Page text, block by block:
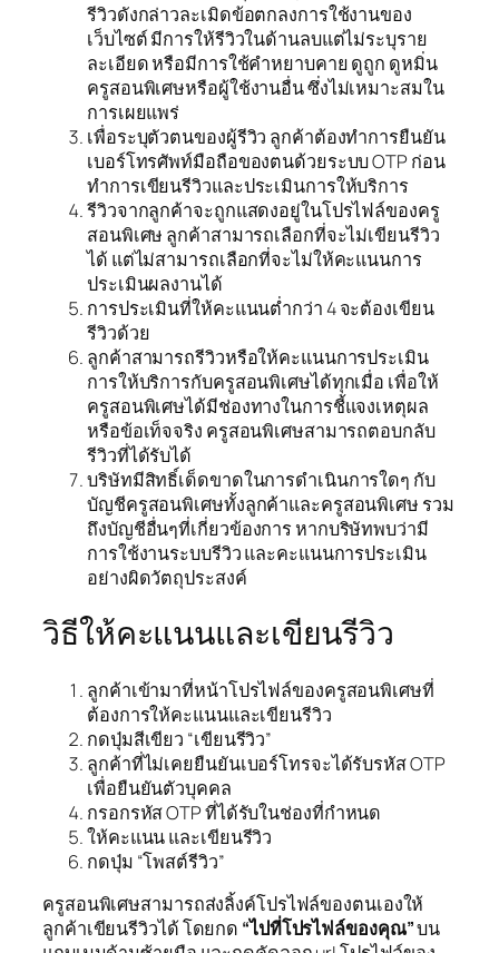
รีวิวดังกล่าวละเมิดข้อตกลงการใช้งานของ
เว็บไซต์ มีการให้รีวิวในด้านลบแต่ไม่ระบุราย
ละเอียด หรือมีการใช้คำหยาบคาย ดูถูก ดูหมิ่น
ครูสอนพิเศษหรือผู้ใช้งานอื่น ซึ่งไม่เหมาะสมใน
การเผยแพร่
เพื่อระบุตัวตนของผู้รีวิว ลูกค้าต้องทำการยืนยัน
เบอร์โทรศัพท์มือถือของตนด้วยระบบ OTP ก่อน
ทำการเขียนรีวิวและประเมินการให้บริการ
รีวิวจากลูกค้าจะถูกแสดงอยู่ในโปรไฟล์ของครู
สอนพิเศษ ลูกค้าสามารถเลือกที่จะไม่เขียนรีวิว
ได้ แต่ไม่สามารถเลือกที่จะไม่ให้คะแนนการ
ประเมินผลงานได้
การประเมินที่ให้คะแนนต่ำกว่า 4 จะต้องเขียน
รีวิวด้วย
ลูกค้าสามารถรีวิวหรือให้คะแนนการประเมิน
การให้บริการกับครูสอนพิเศษได้ทุกเมื่อ เพื่อให้
ครูสอนพิเศษได้มีช่องทางในการชี้แจงเหตุผล
หรือข้อเท็จจริง ครูสอนพิเศษสามารถตอบกลับ
รีวิวที่ได้รับได้
บริษัทมีสิทธิ์เด็ดขาดในการดำเนินการใดๆ กับ
บัญชีครูสอนพิเศษทั้งลูกค้าและครูสอนพิเศษ รวม
ถึงบัญชีอื่นๆที่เกี่ยวข้องการ หากบริษัทพบว่ามี
การใช้งานระบบรีวิว และคะแนนการประเมิน
อย่างผิดวัตถุประสงค์
วิธีให้คะแนนและเขียนรีวิว
ลูกค้าเข้ามาที่หน้าโปรไฟล์ของครูสอนพิเศษที่
ต้องการให้คะแนนและเขียนรีวิว
กดปุ่มสีเขียว “เขียนรีวิว”
ลูกค้าที่ไม่เคยยืนยันเบอร์โทรจะได้รับรหัส OTP
เพื่อยืนยันตัวบุคคล
กรอกรหัส OTP ที่ได้รับในช่องที่กำหนด
ให้คะแนน และเขียนรีวิว
กดปุ่ม “โพสต์รีวิว”
ครูสอนพิเศษสามารถส่งลิ้งค์โปรไฟล์ของตนเองให้
ลูกค้าเขียนรีวิวได้ โดยกด “ไปที่โปรไฟล์ของคุณ”บน